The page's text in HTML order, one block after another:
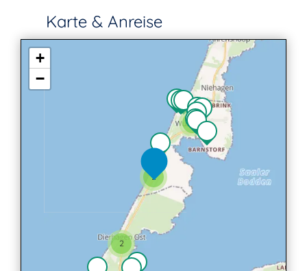
Karte & Anreise
2
2
+
−